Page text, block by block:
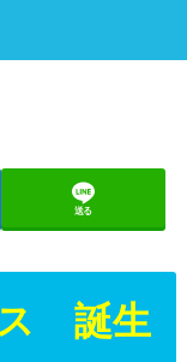
送る
誕生